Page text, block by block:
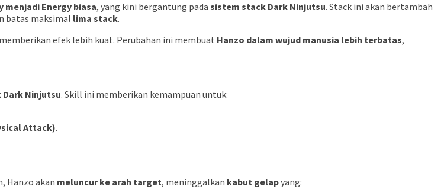
menjadi Energy biasa, yang kini bergantung pada sistem stack Dark Ninjutsu. Stack ini akan bertambah
batas maksimal lima stack.
efek lebih kuat. Perubahan ini membuat Hanzo dalam wujud manusia lebih terbatas,
Ninjutsu. Skill ini memberikan kemampuan untuk:
Attack).
Hanzo akan meluncur ke arah target, meninggalkan kabut gelapyang: